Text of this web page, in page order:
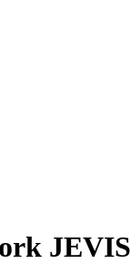
JEVIS